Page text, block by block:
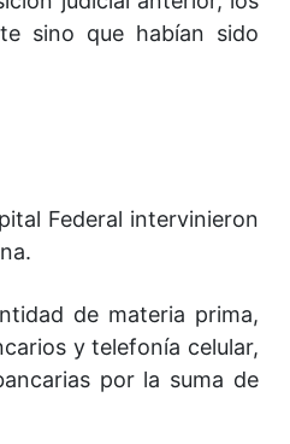
sino que habían sido
Federal intervinieron
de materia prima,
y telefonía celular,
por la suma de